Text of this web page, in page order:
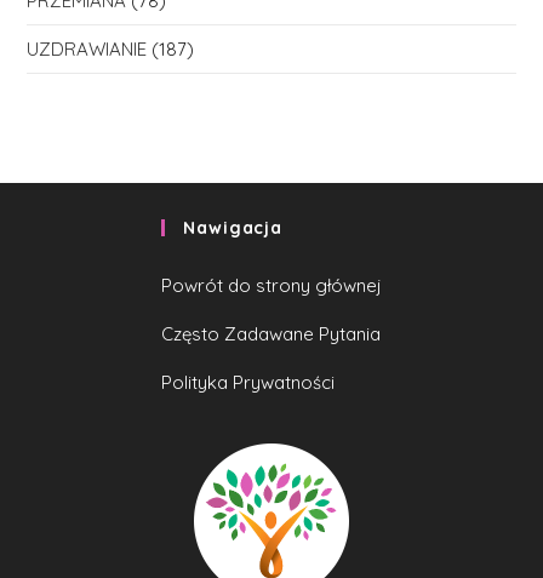
UZDRAWIANIE (187)
Nawigacja
Powrót do strony głównej
Często Zadawane Pytania
Polityka Prywatności